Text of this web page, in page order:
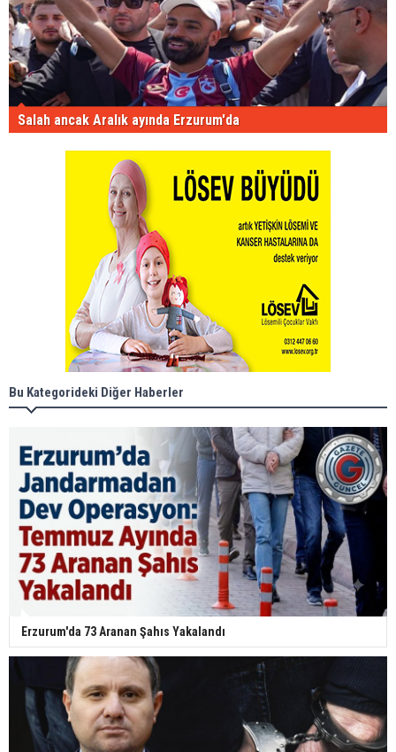
Salah ancak Aralık ayında Erzurum'da
Bu Kategorideki Diğer Haberler
Erzurum'da 73 Aranan Şahıs Yakalandı